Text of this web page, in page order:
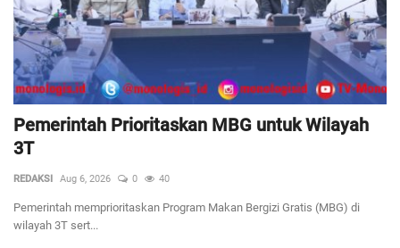
Pemerintah Prioritaskan MBG untuk Wilayah
3T
REDAKSI Aug 6, 2026 0 40
Pemerintah memprioritaskan Program Makan Bergizi Gratis (MBG) di
wilayah 3T sert...